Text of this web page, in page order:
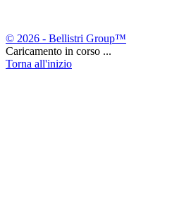
© 2026 - Bellistri Group™
Caricamento in corso ...
Torna all'inizio